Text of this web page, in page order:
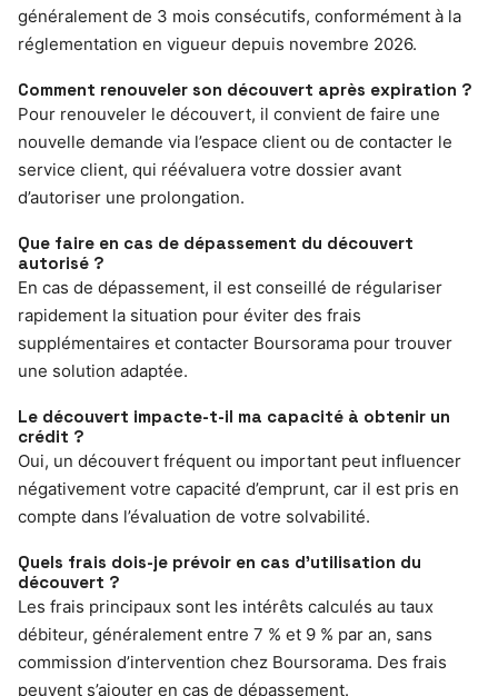
généralement de 3 mois consécutifs, conformément à la
réglementation en vigueur depuis novembre 2026.
Comment renouveler son découvert après expiration ?
Pour renouveler le découvert, il convient de faire une
nouvelle demande via l’espace client ou de contacter le
service client, qui réévaluera votre dossier avant
d’autoriser une prolongation.
Que faire en cas de dépassement du découvert
autorisé ?
En cas de dépassement, il est conseillé de régulariser
rapidement la situation pour éviter des frais
supplémentaires et contacter Boursorama pour trouver
une solution adaptée.
Le découvert impacte-t-il ma capacité à obtenir un
crédit ?
Oui, un découvert fréquent ou important peut influencer
négativement votre capacité d’emprunt, car il est pris en
compte dans l’évaluation de votre solvabilité.
Quels frais dois-je prévoir en cas d’utilisation du
découvert ?
Les frais principaux sont les intérêts calculés au taux
débiteur, généralement entre 7 % et 9 % par an, sans
commission d’intervention chez Boursorama. Des frais
peuvent s’ajouter en cas de dépassement.